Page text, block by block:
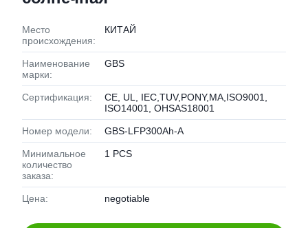
Место
происхождения:
КИТАЙ
Наименование
марки:
GBS
Сертификация:
CE, UL, IEC,TUV,PONY,MA,ISO9001,
ISO14001, OHSAS18001
Номер модели: GBS-LFP300Ah-A
Минимальное
количество
заказа:
1 PCS
Цена: negotiable